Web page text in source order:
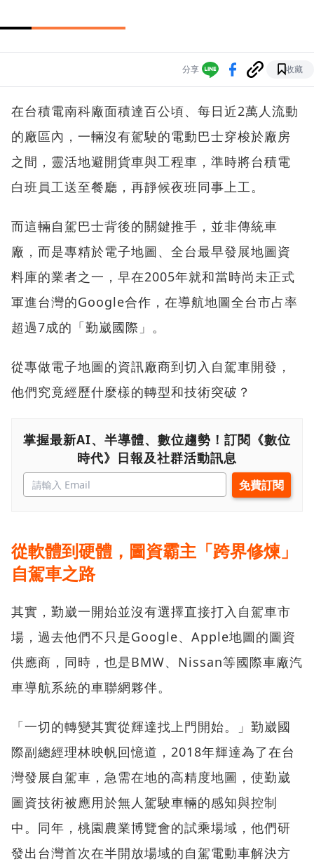
分享 收藏
在台積電南科廠面積達百公頃、每日近2萬人流動
的廠區內，一輛沒有駕駛的電動巴士穿梭於廠房
之間，靈活地避開貨車與工程車，準時將台積電
白班員工送至餐廳，再靜候夜班同事上工。
而這輛自駕巴士背後的關鍵推手，並非傳統車
廠，而是專精於電子地圖、全台最早發展地圖資
料庫的業者之一，早在2005年就和當時尚未正式
軍進台灣的Google合作，在導航地圖全台市占率
超過7成的「勤崴國際」。
從專做電子地圖的資訊廠商到切入自駕車開發，
他們究竟經歷什麼樣的轉型和技術突破？
掌握最新AI、半導體、數位趨勢！訂閱《數位
時代》日報及社群活動訊息
從軟體到硬體，圖資霸主「跨界修煉」
自駕車之路
其實，勤崴一開始並沒有選擇直接打入自駕車市
場，過去他們不只是Google、Apple地圖的圖資
供應商，同時，也是BMW、Nissan等國際車廠汽
車導航系統的車聯網夥伴。
「一切的轉變其實從輝達找上門開始。」勤崴國
際副總經理林映帆回憶道，2018年輝達為了在台
灣發展自駕車，急需在地的高精度地圖，使勤崴
圖資技術被應用於無人駕駛車輛的感知與控制
中。同年，桃園農業博覽會的試乘場域，他們研
發出台灣首次在半開放場域的自駕電動車解決方